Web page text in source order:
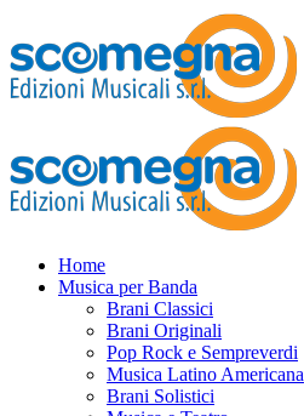
Home
Musica per Banda
Brani Classici
Brani Originali
Pop Rock e Sempreverdi
Musica Latino Americana
Brani Solistici